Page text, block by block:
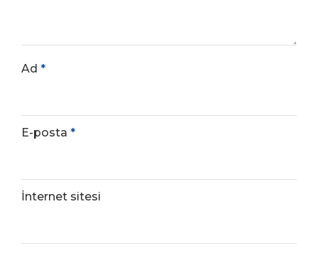
Ad *
E-posta *
İnternet sitesi